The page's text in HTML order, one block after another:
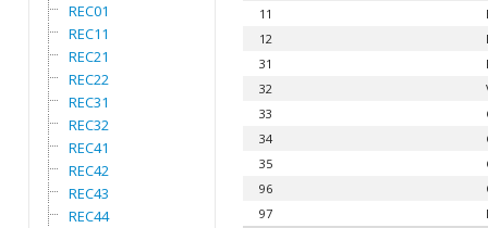
REC01
REC11
REC21
REC22
REC31
REC32
REC41
REC42
REC43
REC44
11
12
31
32
33
34
35
96
97